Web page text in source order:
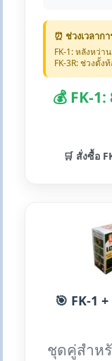
⏰ ช่วงเวลาก
FK-1: หลังหว่า
FK-3R: ช่วงตั้ง
💰 FK-
🛒 สั่งซื้อ
🎯 FK-1
ชุดคู่สำหรั